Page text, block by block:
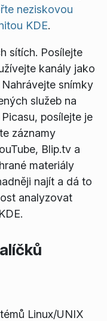
neziskovou
KDE.
sítích. Posílejte
kanály jako
snímky
služeb na
posílejte je
záznamy
Blip.tv a
materiály
najít a dá to
analyzovat
Linux/UNIX